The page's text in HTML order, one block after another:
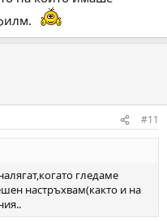
#11
гледаме
настръхвам(както и на